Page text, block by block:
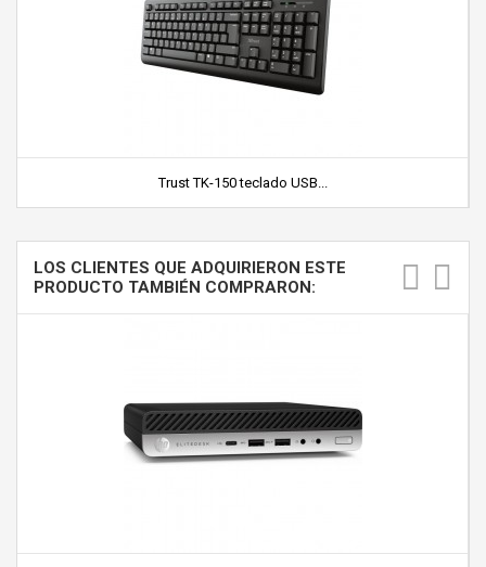
Trust TK-150 teclado USB...
LOS CLIENTES QUE ADQUIRIERON ESTE
PRODUCTO TAMBIÉN COMPRARON: